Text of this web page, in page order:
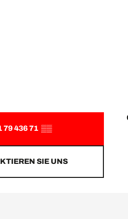
79 436 71 ▒▒
SIE UNS